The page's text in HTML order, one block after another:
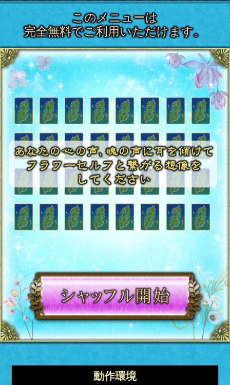
このメニューは
完全無料でご利用いただけます。
動作環境